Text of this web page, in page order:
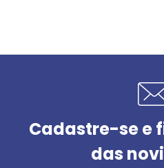
Cadastre-se e
das